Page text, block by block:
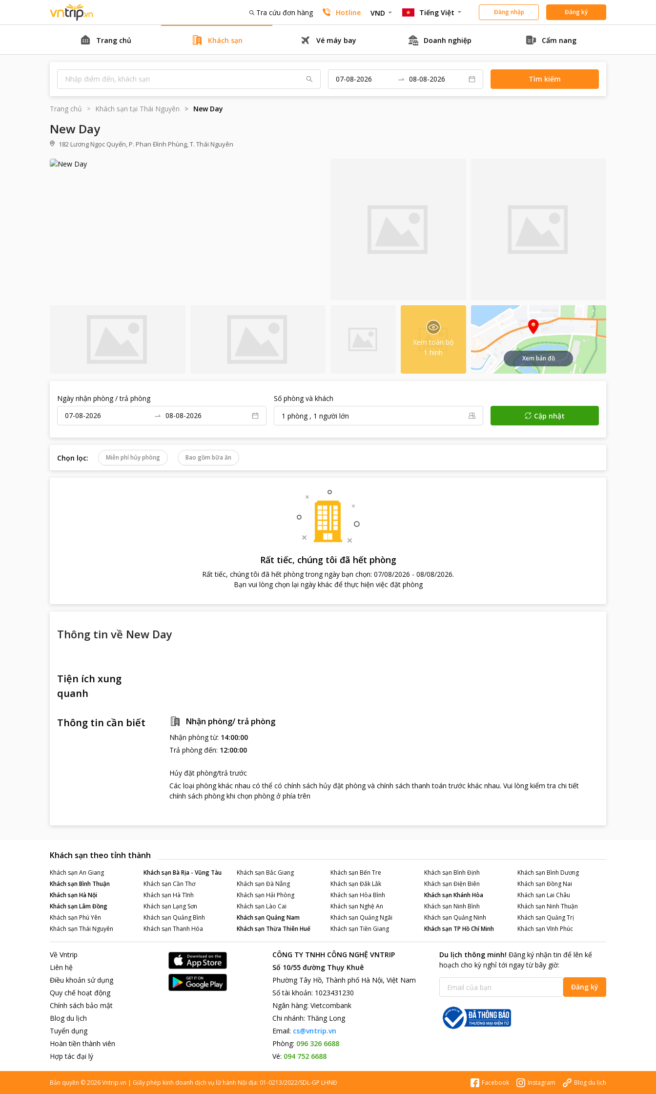
Tra cứu đơn hàng Hotline VND Tiếng Việt Đăng nhập Đăng ký
Trang chủ Khách sạn Vé máy bay Doanh nghiệp Cẩm nang
Tìm kiếm
Trang chủ Khách sạn tại Thái Nguyên New Day
New Day
182 Lương Ngọc Quyến, P. Phan Đình Phùng, T. Thái Nguyên
Xem toàn bộ
1 hình
Xem bản đồ
Ngày nhận phòng / trả phòng
Số phòng và khách
1 phòng, 1 người lớn Cập nhật
Chọn lọc: Miễn phí hủy phòng Bao gồm bữa ăn
Rất tiếc, chúng tôi đã hết phòng
Rất tiếc, chúng tôi đã hết phòng trong ngày bạn chọn: 07/08/2026 - 08/08/2026.
Bạn vui lòng chọn lại ngày khác để thực hiện việc đặt phòng
Thông tin về New Day
Tiện ích xung
quanh
Thông tin cần biết Nhận phòng/ trả phòng
Nhận phòng từ: 14:00:00
Trả phòng đến: 12:00:00
Hủy đặt phòng/trả trước
Các loại phòng khác nhau có thể có chính sách hủy đặt phòng và chính sách thanh toán trước khác nhau. Vui lòng kiểm tra chi tiết
chính sách phòng khi chọn phòng ở phía trên
Khách sạn theo tỉnh thành
Khách sạn An Giang Khách sạnBà Rịa - Vũng Tàu Khách sạn Bắc Giang Khách sạn Bến Tre Khách sạn Bình Định Khách sạn Bình Dương
Khách sạnBình Thuận Khách sạn Cần Thơ Khách sạn Đà Nẵng Khách sạn Đắk Lắk Khách sạn Điện Biên Khách sạn Đồng Nai
Khách sạnHà Nội Khách sạn Hà Tĩnh Khách sạn Hải Phòng Khách sạn Hòa Bình Khách sạnKhánh Hòa Khách sạn Lai Châu
Khách sạnLâm Đồng Khách sạn Lạng Sơn Khách sạn Lào Cai Khách sạn Nghệ An Khách sạn Ninh Bình Khách sạn Ninh Thuận
Khách sạn Phú Yên Khách sạn Quảng Bình Khách sạnQuảng Nam Khách sạn Quảng Ngãi Khách sạn Quảng Ninh Khách sạn Quảng Trị
Khách sạn Thái Nguyên Khách sạn Thanh Hóa Khách sạn Thừa Thiên Huế Khách sạn Tiền Giang Khách sạn TP Hồ Chí Minh Khách sạn Vĩnh Phúc
Về Vntrip
Liên hệ
Điều khoản sử dụng
Quy chế hoạt động
Chính sách bảo mật
Blog du lịch
Tuyển dụng
Hoàn tiền thành viên
Hợp tác đại lý
CÔNG TY TNHH CÔNG NGHỆ VNTRIP
Số 10/55 đường Thụy Khuê
Phường Tây Hồ, Thành phố Hà Nội, Việt Nam
Số tài khoản: 1023431230
Ngân hàng: Vietcombank
Chi nhánh: Thăng Long
Email: cs@vntrip.vn
Phòng: 096 326 6688
Vé: 094 752 6688
Du lịch thông minh! Đăng ký nhận tin để lên kế
hoạch cho kỳ nghỉ tới ngay từ bây giờ:
Đăng ký
Bản quyền ©2026Vntrip.vn | Giấy phép kinh doanh dịch vụ lữ hành Nội địa: 01-0213/2022/SDL-GP LHNĐ Facebook Instagram Blog du lịch